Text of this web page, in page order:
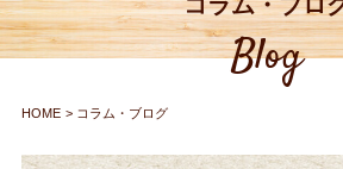
Blog
HOME コラム・ブログ